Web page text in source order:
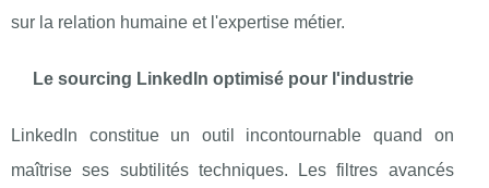
sur la relation humaine et l'expertise métier.
Le sourcing LinkedIn optimisé pour l'industrie
LinkedIn constitue un outil incontournable quand on
maîtrise ses subtilités techniques. Les filtres avancés